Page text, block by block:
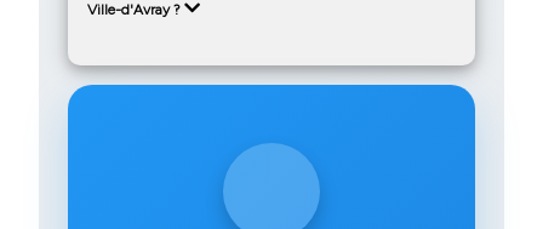
Ville-d'Avray ?